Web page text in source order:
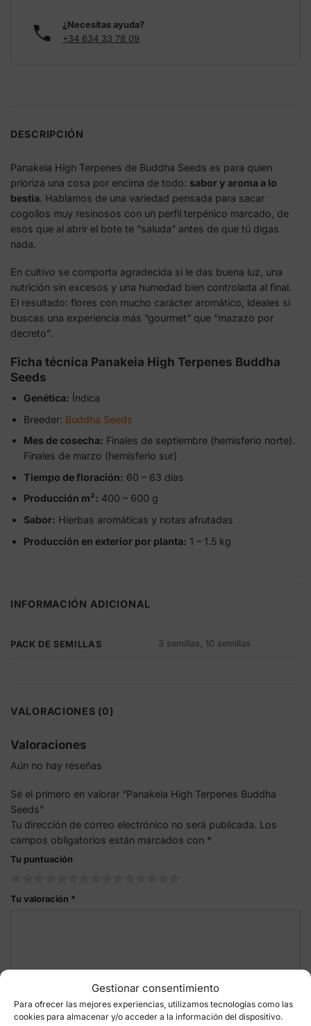
Gestionar consentimiento
Para ofrecer las mejores experiencias, utilizamos tecnologías como las
cookies para almacenar y/o acceder a la información del dispositivo.
¿Necesitas ayuda?
+34 634 33 78 09
DESCRIPCIÓN
Panakeia High Terpenes de Buddha Seeds es para quien
prioriza una cosa por encima de todo: sabor y aroma a lo
bestia. Hablamos de una variedad pensada para sacar
cogollos muy resinosos con un perfil terpénico marcado, de
esos que al abrir el bote te “saluda” antes de que tú digas
nada.
En cultivo se comporta agradecida si le das buena luz, una
nutrición sin excesos y una humedad bien controlada al final.
El resultado: flores con mucho carácter aromático, ideales si
buscas una experiencia más “gourmet” que “mazazo por
decreto”.
Ficha técnica Panakeia High Terpenes Buddha
Seeds
Genética: Índica
Breeder: Buddha Seeds
Mes de cosecha: Finales de septiembre (hemisferio norte).
Finales de marzo (hemisferio sur)
Tiempo de floración: 60 – 63 días
Producción m²: 400 – 600 g
Sabor: Hierbas aromáticas y notas afrutadas
Producción en exterior por planta: 1 – 1.5 kg
INFORMACIÓN ADICIONAL
PACK DE SEMILLAS 3 semillas, 10 semillas
VALORACIONES (0)
Valoraciones
Aún no hay reseñas
Sé el primero en valorar “Panakeia High Terpenes Buddha
Seeds”
Tu dirección de correo electrónico no será publicada. Los
campos obligatorios están marcados con *
Tu puntuación
Tu valoración *
Nombre*